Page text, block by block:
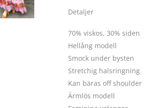
Detaljer
70% viskos, 30% siden
Hellång modell
Smock under bysten
Stretchig halsringning
Kan bäras off shoulder
Ärmlös modell